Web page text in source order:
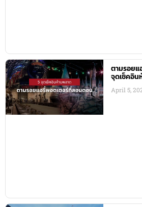
ตามรอยแ
จุดเช็คอิน
April 5,